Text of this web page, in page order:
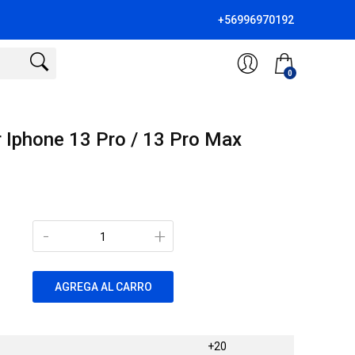
+56996970192
0
13 Pro / 13 Pro Max
+
-
AGREGA AL CARRO
+20